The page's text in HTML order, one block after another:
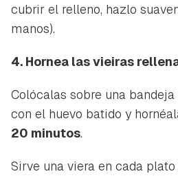
cubrir el relleno, hazlo
manos).
4. Hornea las vieiras
Colócalas sobre una
con el huevo batido y
20 minutos.
Sirve una viera en cada